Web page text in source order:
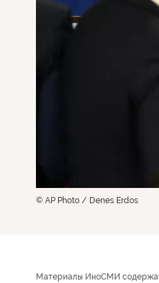
© AP Photo / Denes Erdos
Материалы ИноСМИ